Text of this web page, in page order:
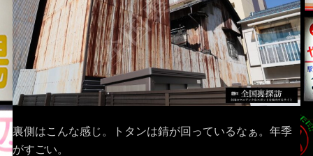
裏側はこんな感じ。トタンは錆が回っているなぁ。年季
がすごい。